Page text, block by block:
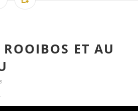
ET AU